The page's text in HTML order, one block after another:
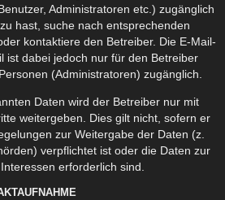
Administratoren etc.) zugänglich
hast, suche nach entsprechenden
kontaktiere den Betreiber. Die E-Mail-
ist dabei jedoch nur für den Betreiber
(Administratoren) zugänglich.
Daten wird der Betreiber nur mit
weitergeben. Dies gilt nicht, sofern er
zur Weitergabe der Daten (z.
verpflichtet ist oder die Daten zur
erforderlich sind.